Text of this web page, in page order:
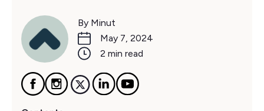
By Minut
May 7, 2024
2 min read